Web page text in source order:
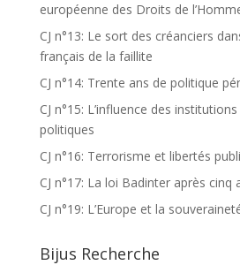
européenne des Droits de
CJ n°13: Le sort des créanciers
français de la faillite
CJ n°14: Trente ans de politique
CJ n°15: L’influence des
politiques
CJ n°16: Terrorisme et libertés
CJ n°17: La loi Badinter après cinq
CJ n°19: L’Europe et la
Bijus Recherche